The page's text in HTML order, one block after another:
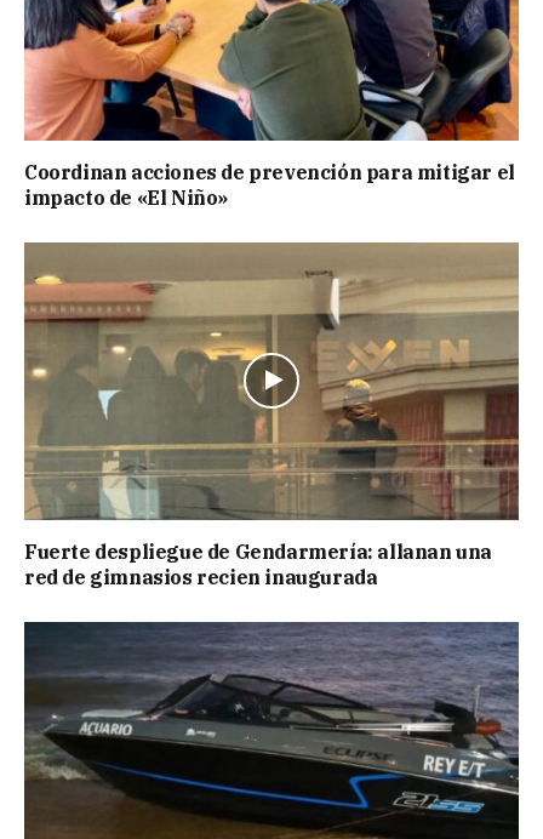
Coordinan acciones de prevención para mitigar el
impacto de «El Niño»
Fuerte despliegue de Gendarmería: allanan una
red de gimnasios recien inaugurada